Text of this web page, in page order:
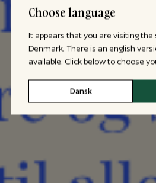
Choose language
It appears that you are visiting
Denmark. There is an english
available. Click below to choose
Dansk